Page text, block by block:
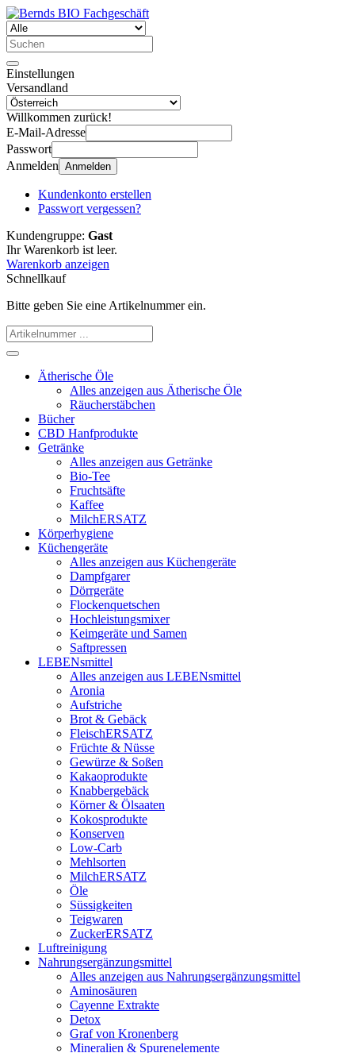
Einstellungen
Versandland
Willkommen zurück!
E-Mail-Adresse
Passwort
Anmelden Anmelden
Kundenkonto erstellen
Passwort vergessen?
Kundengruppe: Gast
Ihr Warenkorb ist leer.
Warenkorb anzeigen
Schnellkauf
Bitte geben Sie eine Artikelnummer ein.
Ätherische Öle
Alles anzeigen aus Ätherische Öle
Räucherstäbchen
Bücher
CBD Hanfprodukte
Getränke
Alles anzeigen aus Getränke
Bio-Tee
Fruchtsäfte
Kaffee
MilchERSATZ
Körperhygiene
Küchengeräte
Alles anzeigen aus Küchengeräte
Dampfgarer
Dörrgeräte
Flockenquetschen
Hochleistungsmixer
Keimgeräte und Samen
Saftpressen
LEBENsmittel
Alles anzeigen aus LEBENsmittel
Aronia
Aufstriche
Brot & Gebäck
FleischERSATZ
Früchte & Nüsse
Gewürze & Soßen
Kakaoprodukte
Knabbergebäck
Körner & Ölsaaten
Kokosprodukte
Konserven
Low-Carb
Mehlsorten
MilchERSATZ
Öle
Süssigkeiten
Teigwaren
ZuckerERSATZ
Luftreinigung
Nahrungsergänzungsmittel
Alles anzeigen aus Nahrungsergänzungsmittel
Aminosäuren
Cayenne Extrakte
Detox
Graf von Kronenberg
Mineralien & Spurenelemente